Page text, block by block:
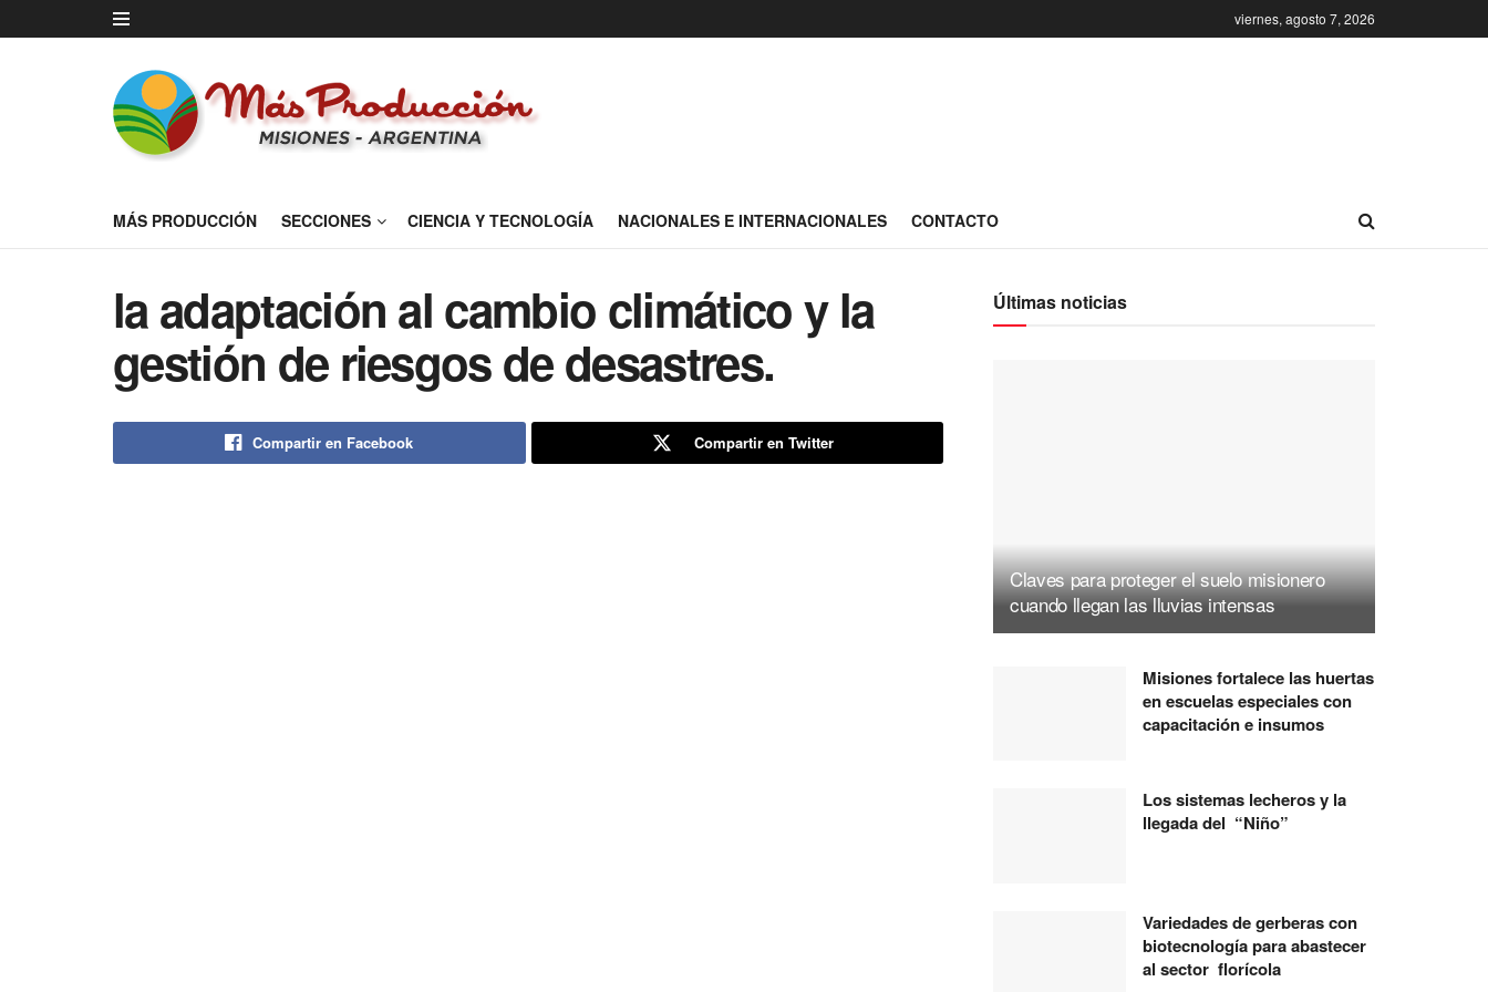
viernes, agosto 7, 2026
MÁS PRODUCCIÓN SECCIONES CIENCIA Y TECNOLOGÍA NACIONALES E INTERNACIONALES CONTACTO
la adaptación al cambio climático y la
gestión de riesgos de desastres.
Compartir en Facebook Compartir en Twitter
Últimas noticias
Claves para proteger el suelo misionero
cuando llegan las lluvias intensas
Misiones fortalece las huertas
en escuelas especiales con
capacitación e insumos
Los sistemas lecheros y la
llegada del “Niño”
Variedades de gerberas con
biotecnología para abastecer
al sector florícola